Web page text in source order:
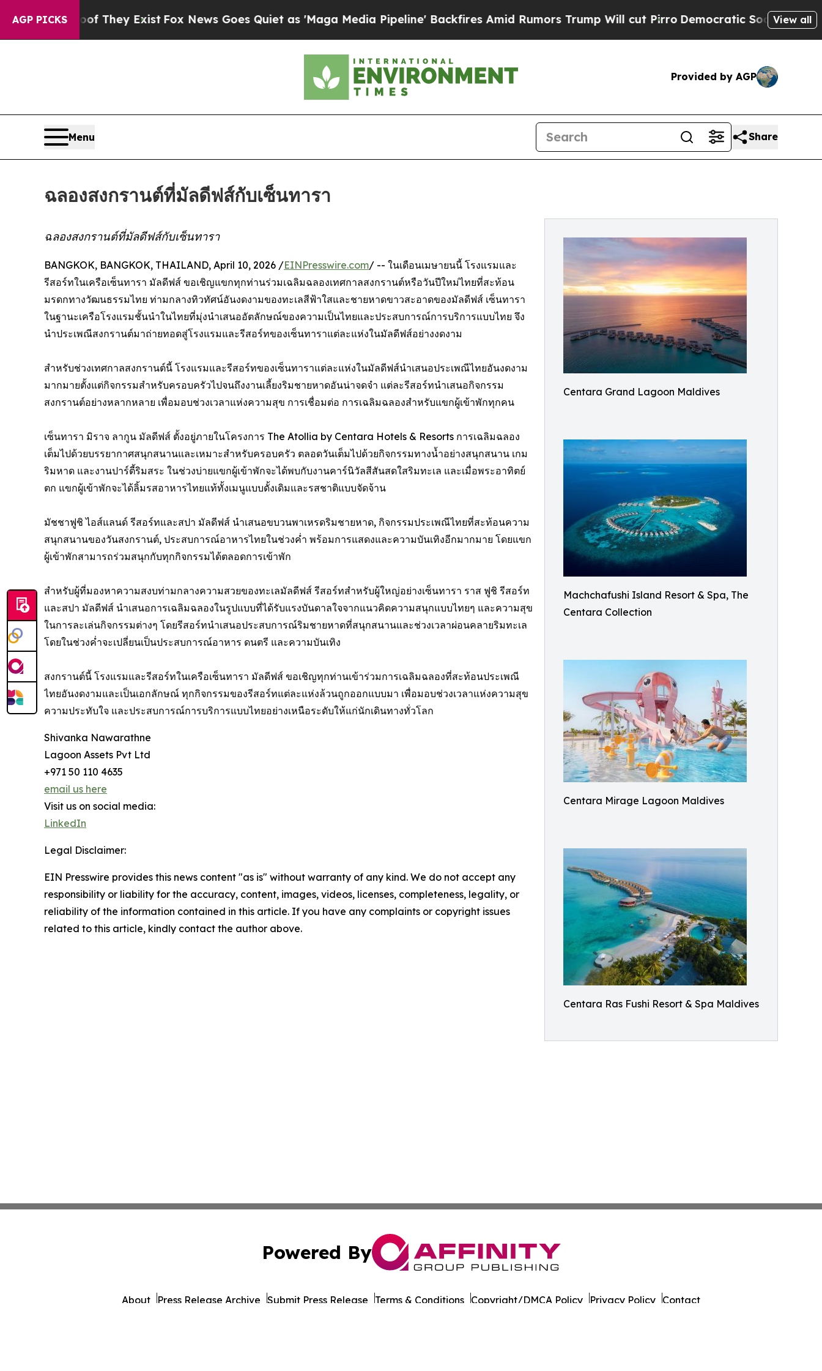
AGP PICKS
Proof They ExistFox News Goes Quiet as 'Maga Media Pipeline' Backfires Amid Rumors Trump Will cut Pirro Democratic Socialists of America
View all
Provided by AGP
Menu Share
ฉลองสงกรานต์ที่มัลดีฟส์กับเซ็นทารา
Centara Grand Lagoon Maldives
Machchafushi Island Resort & Spa, The
Centara Collection
Centara Mirage Lagoon Maldives
Centara Ras Fushi Resort & Spa Maldives
ฉลองสงกรานต์ที่มัลดีฟส์กับเซ็นทารา
BANGKOK, BANGKOK, THAILAND, April 10, 2026 /EINPresswire.com/ -- ในเดือนเมษายนนี้ โรงแรมและ
รีสอร์ทในเครือเซ็นทารา มัลดีฟส์ ขอเชิญแขกทุกท่านร่วมเฉลิมฉลองเทศกาลสงกรานต์หรือวันปีใหม่ไทยที่สะท้อน
มรดกทางวัฒนธรรมไทย ท่ามกลางทิวทัศน์อันงดงามของทะเลสีฟ้าใสและชายหาดขาวสะอาดของมัลดีฟส์ เซ็นทารา
ในฐานะเครือโรงแรมชั้นนำในไทยที่มุ่งนำเสนออัตลักษณ์ของความเป็นไทยและประสบการณ์การบริการแบบไทย จึง
นำประเพณีสงกรานต์มาถ่ายทอดสู่โรงแรมและรีสอร์ทของเซ็นทาราแต่ละแห่งในมัลดีฟส์อย่างงดงาม
สำหรับช่วงเทศกาลสงกรานต์นี้ โรงแรมและรีสอร์ทของเซ็นทาราแต่ละแห่งในมัลดีฟส์นำเสนอประเพณีไทยอันงดงาม
มากมายตั้งแต่กิจกรรมสำหรับครอบครัวไปจนถึงงานเลี้ยงริมชายหาดอันน่าจดจำ แต่ละรีสอร์ทนำเสนอกิจกรรม
สงกรานต์อย่างหลากหลาย เพื่อมอบช่วงเวลาแห่งความสุข การเชื่อมต่อ การเฉลิมฉลองสำหรับแขกผู้เข้าพักทุกคน
เซ็นทารา มิราจ ลากูน มัลดีฟส์ ตั้งอยู่ภายในโครงการ The Atollia by Centara Hotels & Resorts การเฉลิมฉลอง
เต็มไปด้วยบรรยากาศสนุกสนานและเหมาะสำหรับครอบครัว ตลอดวันเต็มไปด้วยกิจกรรมทางน้ำอย่างสนุกสนาน เกม
ริมหาด และงานปาร์ตี้ริมสระ ในช่วงบ่ายแขกผู้เข้าพักจะได้พบกับงานคาร์นิวัลสีสันสดใสริมทะเล และเมื่อพระอาทิตย์
ตก แขกผู้เข้าพักจะได้ลิ้มรสอาหารไทยแท้ทั้งเมนูแบบดั้งเดิมและรสชาติแบบจัดจ้าน
มัชชาฟูชิ ไอส์แลนด์ รีสอร์ทและสปา มัลดีฟส์ นำเสนอขบวนพาเหรดริมชายหาด, กิจกรรมประเพณีไทยที่สะท้อนความ
สนุกสนานของวันสงกรานต์, ประสบการณ์อาหารไทยในช่วงค่ำ พร้อมการแสดงและความบันเทิงอีกมากมาย โดยแขก
ผู้เข้าพักสามารถร่วมสนุกกับทุกกิจกรรมได้ตลอดการเข้าพัก
สำหรับผู้ที่มองหาความสงบท่ามกลางความสวยของทะเลมัลดีฟส์ รีสอร์ทสำหรับผู้ใหญ่อย่างเซ็นทารา ราส ฟูชิ รีสอร์ท
และสปา มัลดีฟส์ นำเสนอการเฉลิมฉลองในรูปแบบที่ได้รับแรงบันดาลใจจากแนวคิดความสนุกแบบไทยๆ และความสุข
ในการละเล่นกิจกรรมต่างๆ โดยรีสอร์ทนำเสนอประสบการณ์ริมชายหาดที่สนุกสนานและช่วงเวลาผ่อนคลายริมทะเล
โดยในช่วงค่ำจะเปลี่ยนเป็นประสบการณ์อาหาร ดนตรี และความบันเทิง
สงกรานต์นี้ โรงแรมและรีสอร์ทในเครือเซ็นทารา มัลดีฟส์ ขอเชิญทุกท่านเข้าร่วมการเฉลิมฉลองที่สะท้อนประเพณี
ไทยอันงดงามและเป็นเอกลักษณ์ ทุกกิจกรรมของรีสอร์ทแต่ละแห่งล้วนถูกออกแบบมา เพื่อมอบช่วงเวลาแห่งความสุข
ความประทับใจ และประสบการณ์การบริการแบบไทยอย่างเหนือระดับให้แก่นักเดินทางทั่วโลก
Shivanka Nawarathne
Lagoon Assets Pvt Ltd
+971 50 110 4635
email us here
Visit us on social media:
LinkedIn
Legal Disclaimer:
EIN Presswire provides this news content "as is" without warranty of any kind. We do not accept any
responsibility or liability for the accuracy, content, images, videos, licenses, completeness, legality, or
reliability of the information contained in this article. If you have any complaints or copyright issues
related to this article, kindly contact the author above.
Powered By
About Press Release Archive Submit Press Release Terms & Conditions Copyright/DMCA Policy Privacy Policy Contact